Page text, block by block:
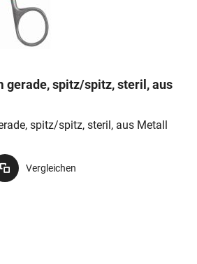
gerade, spitz/spitz, steril, aus
spitz/spitz, steril, aus Metall
Vergleichen